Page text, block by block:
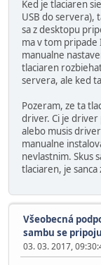
Ked je tlaciaren
USB do servera),
sa z desktopu
ma v tom pripade
manualne
tlaciaren
servera, ale ked
Pozeram, ze ta
driver. Ci je
alebo musis
manualne
nevlastnim. Skus
tlaciaren, je
Všeobecná
sambu se
03. 03. 2017,